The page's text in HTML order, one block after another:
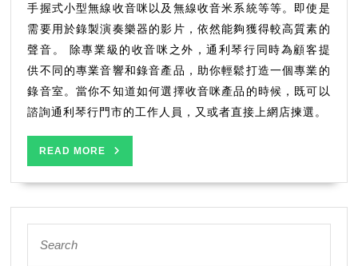
聲
手握式小型無線收音咪以及無線收音米系統等等。即使是
需要用於錄製演奏樂器的影片，依然能夠獲得較高質素的
聲音。 除專業級的收音咪之外，通利琴行同時為顧客提
供不同的專業音響和錄音產品，助你輕鬆打造一個專業的
錄音室。當你不知道如何選擇收音咪產品的時候，既可以
諮詢通利琴行門市的工作人員，又或者直接上網店揀選。
READ MORE
MORE
for: